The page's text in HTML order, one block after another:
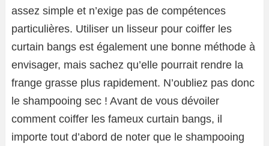
assez simple et n’exige pas de compétences
particulières. Utiliser un lisseur pour coiffer les
curtain bangs est également une bonne méthode à
envisager, mais sachez qu’elle pourrait rendre la
frange grasse plus rapidement. N’oubliez pas donc
le shampooing sec ! Avant de vous dévoiler
comment coiffer les fameux curtain bangs, il
importe tout d’abord de noter que le shampooing